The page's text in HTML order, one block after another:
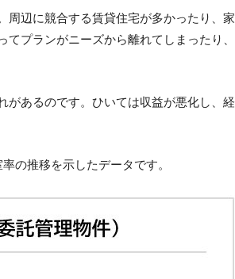
周辺に競合する賃貸住宅が多かったり、家
プランがニーズから離れてしまったり、
があるのです。ひいては収益が悪化し、経
の推移を示したデータです。